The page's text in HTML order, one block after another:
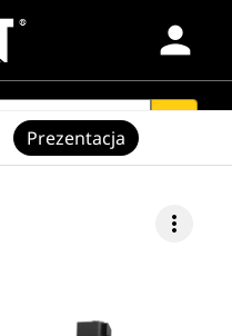
person
more_vert
Prezentacja